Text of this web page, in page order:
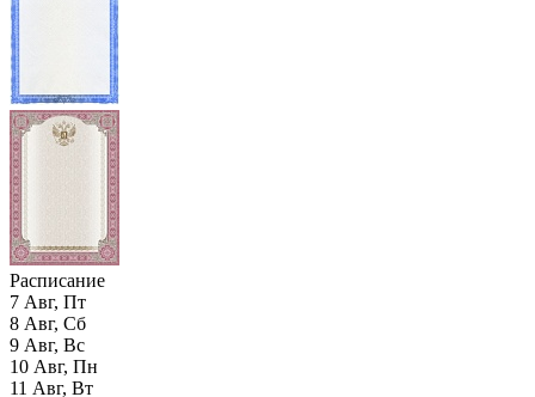
Расписание
7 Авг, Пт
8 Авг, Сб
9 Авг, Вс
10 Авг, Пн
11 Авг, Вт